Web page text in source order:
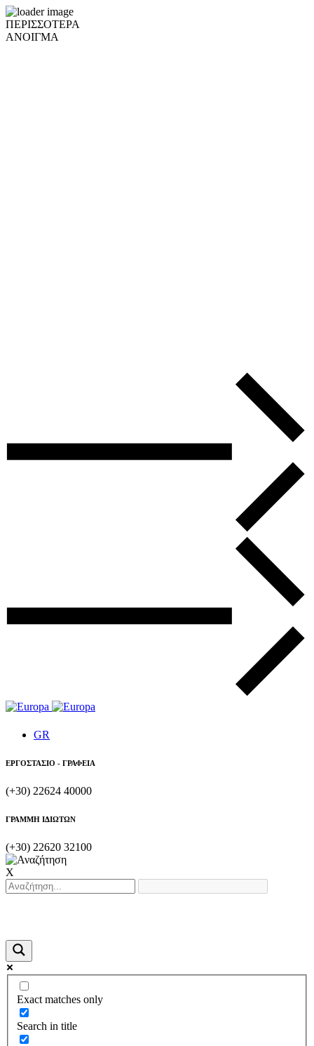
ΠΕΡΙΣΣΟΤΕΡΑ
ΑΝΟΙΓΜΑ
GR
ΕΡΓΟΣΤΑΣΙΟ - ΓΡΑΦΕΙΑ
(+30) 22624 40000
ΓΡΑΜΜΗ ΙΔΙΩΤΩΝ
(+30) 22620 32100
X
Exact matches only
Search in title